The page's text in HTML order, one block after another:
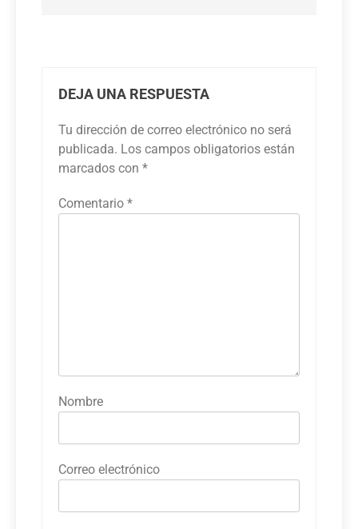
DEJA UNA RESPUESTA
Tu dirección de correo electrónico no será
publicada. Los campos obligatorios están
marcados con *
Comentario *
Nombre
Correo electrónico